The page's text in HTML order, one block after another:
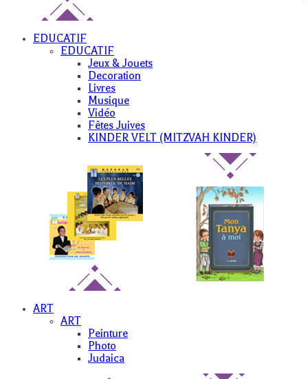
EDUCATIF
EDUCATIF
Jeux & Jouets
Decoration
Livres
Musique
Vidéo
Fêtes Juives
KINDER VELT (MITZVAH KINDER)
ART
ART
Peinture
Photo
Judaica